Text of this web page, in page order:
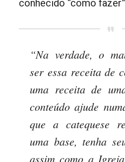
conhecido “como
“Na verdade, o
ser essa receita de
uma receita de
conteúdo ajude
que a catequese
uma base, tenha
assim como a